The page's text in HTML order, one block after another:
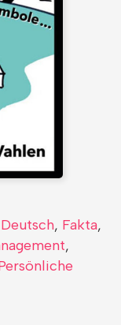
Deutsch, Fakta,
,